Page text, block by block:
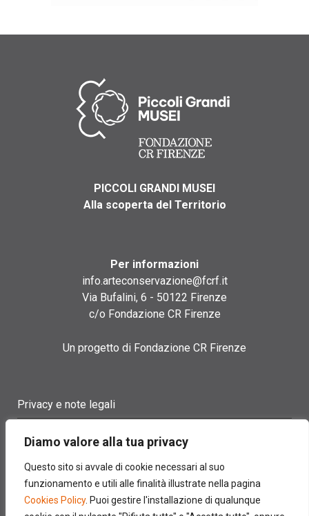
Diamo valore alla tua privacy
Questo sito si avvale di cookie necessari al suo
funzionamento e utili alle finalità illustrate nella pagina
Cookies Policy. Puoi gestire l'installazione di qualunque
PICCOLI GRANDI MUSEI
Alla scoperta del Territorio
Per informazioni
info.arteconservazione@fcrf.it
Via Bufalini, 6 - 50122 Firenze
c/o Fondazione CR Firenze
Un progetto di Fondazione CR Firenze
Privacy e note legali
Cookie policy
Contatti